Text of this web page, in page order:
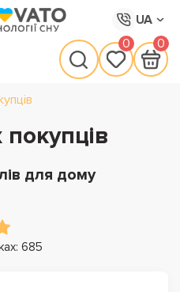
UA
0 0
для дому
685